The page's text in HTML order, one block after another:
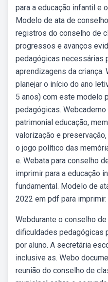
para a educação infantil e
Modelo de ata de
registros do conselho de
progressos e avanços
pedagógicas necessárias
aprendizagens da
planejar o início do ano
5 anos) com este modelo
pedagógicas.
patrimonial educação,
valorização e
o jogo político das
e. Webata para conselho
imprimir para a educação
fundamental. Modelo de
2022 em pdf para imprimir.
Webdurante o conselho
dificuldades pedagógicas
por aluno. A secretária
inclusive as. Webo
reunião do conselho de